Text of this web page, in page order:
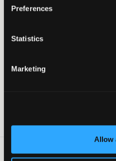
Preferences
Statistics
Marketing
Allow
Het logo is ook op de capuchon
Hoodie
Boorden
Kangoeroezak
Laundry Advice